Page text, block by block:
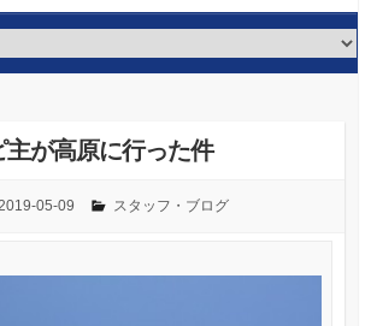
が高原に行った件
05-09 スタッフ・ブログ